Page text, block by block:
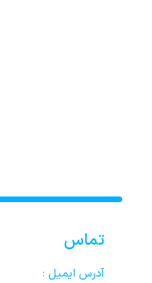
تماس
آدرس ایمیل :